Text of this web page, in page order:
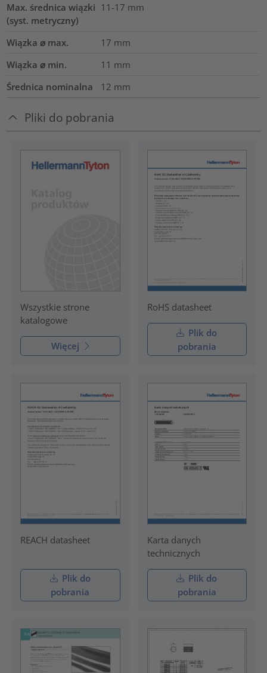
Max. średnica wiązki
(syst. metryczny)
11-17 mm
Wiązka ⌀ max. 17 mm
Wiązka ⌀ min.
11 mm
Średnica nominalna
12 mm
Pliki do pobrania
Wszystkie strone
katalogowe
Więcej
RoHS datasheet
Plik do
pobrania
REACH datasheet
Plik do
pobrania
Karta danych
technicznych
Plik do
pobrania